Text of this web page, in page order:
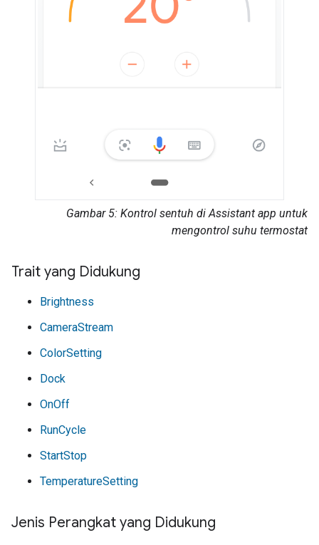
Gambar 5: Kontrol sentuh diAssistant app untuk
mengontrol suhu termostat
Trait yang Didukung
Brightness
CameraStream
ColorSetting
Dock
OnOff
RunCycle
StartStop
TemperatureSetting
Jenis Perangkat yang Didukung